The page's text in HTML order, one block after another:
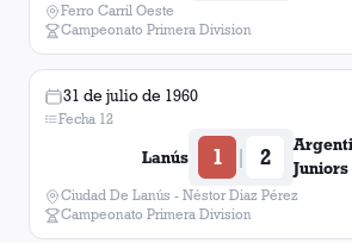
Ferro Carril Oeste
Campeonato Primera Division
31 de julio de 1960
Fecha 12
Lanús 1 | 2
Juniors
Ciudad De Lanús - Néstor Diaz Pérez
Campeonato Primera Division